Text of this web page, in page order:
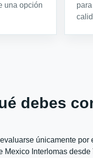
una opción
debes
únicamente
Mexico Interlomas